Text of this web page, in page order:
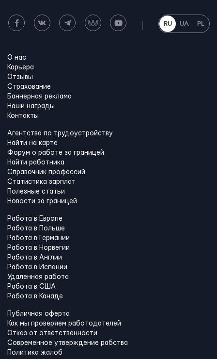
RU UA PL
О нас
Карьера
Отзывы
Страхование
Баннерная реклама
Наши награды
Контакты
Агентства по трудоустройству
Найти на карте
Форум о работе за границей
Найти работника
Справочник профессий
Статистика зарплат
Полезные статьи
Новости за границей
Работа в Европе
Работа в Польше
Работа в Германии
Работа в Норвегии
Работа в Англии
Работа в Испании
Удаленная работа
Работа в США
Работа в Канадe
Публичная оферта
Как мы проверяем работодателей
Отказ от ответственности
Современное утверждение рабства
Политика жалоб